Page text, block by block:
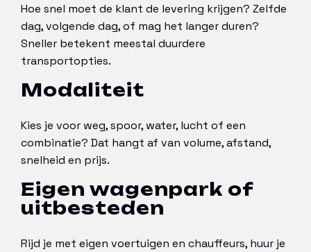
Hoe snel moet de klant de levering krijgen? Zelfde
dag, volgende dag, of mag het langer duren?
Sneller betekent meestal duurdere
transportopties.
Modaliteit
Kies je voor weg, spoor, water, lucht of een
combinatie? Dat hangt af van volume, afstand,
snelheid en prijs.
Eigen wagenpark of
uitbesteden
Rijd je met eigen voertuigen en chauffeurs, huur je